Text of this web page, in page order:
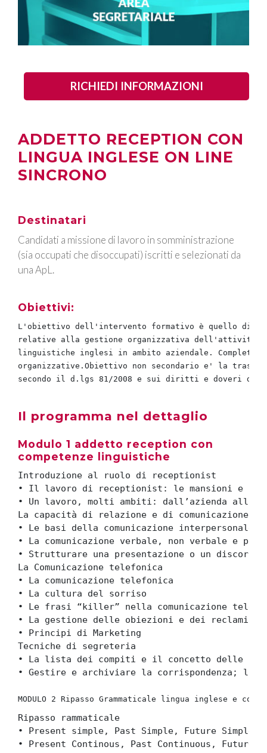
RICHIEDI INFORMAZIONI
ADDETTO RECEPTION CON
LINGUA INGLESE ON LINE
SINCRONO
Destinatari
Candidati a missione di lavoro in somministrazione
(sia occupati che disoccupati) iscritti e selezionati da
una ApL.
Obiettivi:
L'obiettivo dell'intervento formativo è quello di
relative alla gestione organizzativa dell'attività
linguistiche inglesi in ambito aziendale.
organizzative.Obiettivo non secondario e' la
secondo il d.lgs 81/2008 e sui diritti e doveri
Il programma nel dettaglio
Modulo 1 addetto reception con
competenze linguistiche
Introduzione al ruolo di receptionist
• Il lavoro di receptionist: le mansioni e i
• Un lavoro, molti ambiti: dall’azienda
La capacità di relazione e di comunicazione
• Le basi della comunicazione interpersonale
• La comunicazione verbale, non verbale e
• Strutturare una presentazione o un discorso
La Comunicazione telefonica
• La comunicazione telefonica
• La cultura del sorriso
• Le frasi “killer” nella comunicazione
• La gestione delle obiezioni e dei reclami
• Principi di Marketing
Tecniche di segreteria
• La lista dei compiti e il concetto delle
• Gestire e archiviare la corrispondenza;
MODULO 2 Ripasso Grammaticale lingua inglese e
Ripasso rammaticale
• Present simple, Past Simple, Future Simple
• Present Continous, Past Continuous, Future